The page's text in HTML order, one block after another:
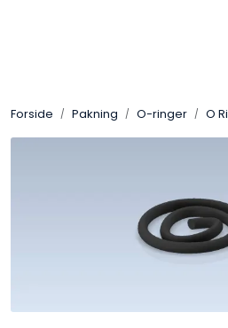
Forside Pakning O-ringer O
Pakning
Verneutstyr